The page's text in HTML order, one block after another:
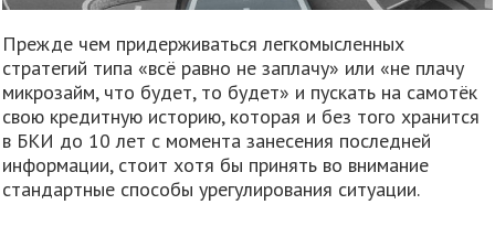
Прежде чем придерживаться легкомысленных
стратегий типа «всё равно не заплачу» или «не плачу
микрозайм, что будет, то будет» и пускать на самотёк
свою кредитную историю, которая и без того хранится
в БКИ до 10 лет с момента занесения последней
информации, стоит хотя бы принять во внимание
стандартные способы урегулирования ситуации.